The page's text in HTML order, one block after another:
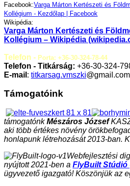
Facebook:Varga Márton Kertészeti és
Kollégium - Kezdőlap | Facebook
Wikipédia:
Varga Márton Kertészeti és
Kollégium – Wikipédia
Telefon - Porta: +36-30-324-78-44
Telefon - Titkárság: +36-30-324-
E-mail : titkarsag.vmszki@gmail.com
Támogatóink
támogatónkMészáros József
aki több értékes növény
honlapunk létrehozását 2013-ban.
Webfejlesztési
nyújtott 2021-ben a FlyBuilt Stúdió
ügyvezető igazgató! Köszönjük az